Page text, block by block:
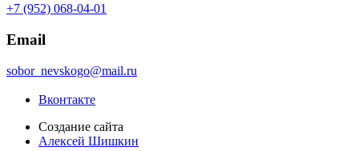
+7 (952) 068-04-01
Email
sobor_nevskogo@mail.ru
Вконтакте
Создание сайта
Алексей Шишкин